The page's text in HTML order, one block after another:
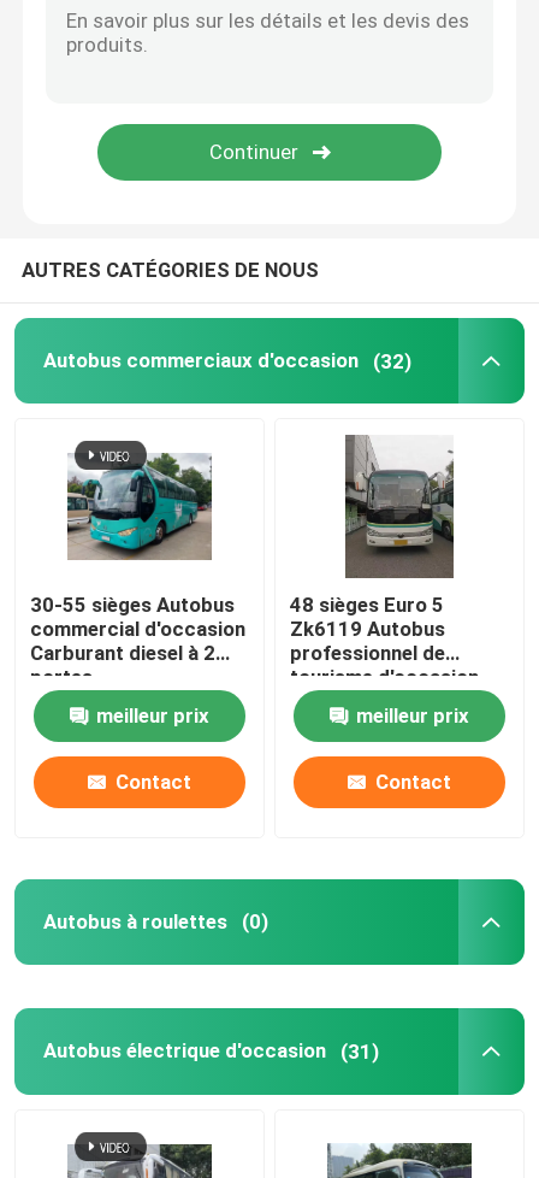
Autobus utilisé de Toyota
Bus touristique utilisé
Autobus utilisé de passager
Mini-car d'occasion
AUTRES CATÉGORIES DE NOUS
Autobus commerciaux d'occasion (32)
30-55 sièges Autobus
commercial d'occasion
Carburant diesel à 2
portes
meilleur prix
Contact
48 sièges Euro 5
Zk6119 Autobus
professionnel de
tourisme d'occasion
meilleur prix
Contact
Autobus à roulettes (0)
Autobus électrique d'occasion (31)